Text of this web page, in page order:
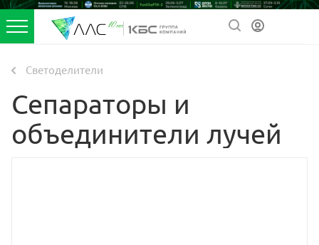
Светоделители
Сепараторы и
объединители лучей